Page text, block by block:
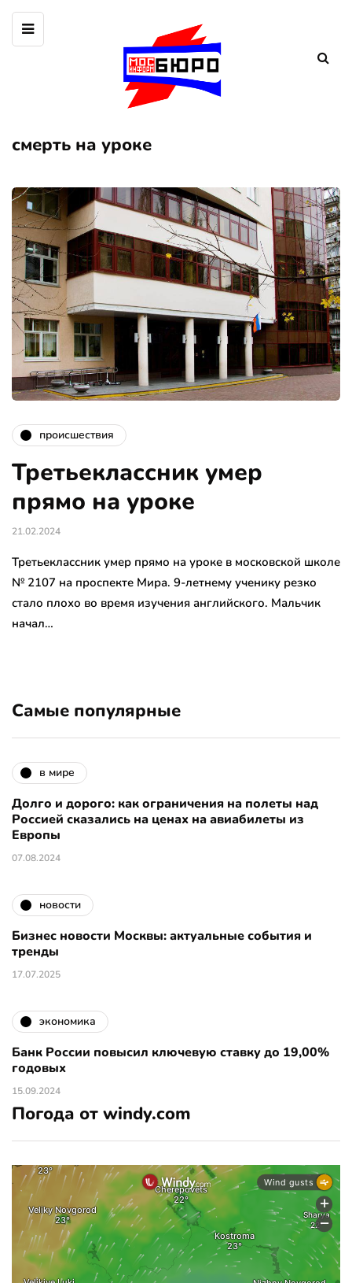
смерть на уроке
происшествия
Третьеклассник умер
прямо на уроке
21.02.2024
Третьеклассник умер прямо на уроке в московской школе
№ 2107 на проспекте Мира. 9-летнему ученику резко
стало плохо во время изучения английского. Мальчик
начал…
Самые популярные
в мире
Долго и дорого: как ограничения на полеты над
Россией сказались на ценах на авиабилеты из
Европы
07.08.2024
новости
Бизнес новости Москвы: актуальные события и
тренды
17.07.2025
экономика
Банк России повысил ключевую ставку до 19,00%
годовых
15.09.2024
Погода от windy.com